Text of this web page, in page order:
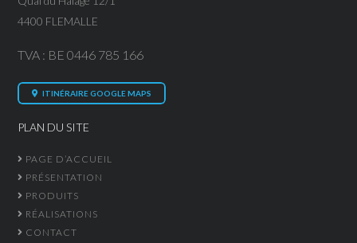
4400 FLEMALLE
TVA : BE 0446 785 166
ITINÉRAIRE GOOGLE MAPS
PLAN DU SITE
PAGE D’ACCUEIL
PRÉSENTATION
PRODUITS
RÉALISATIONS
CONTACT